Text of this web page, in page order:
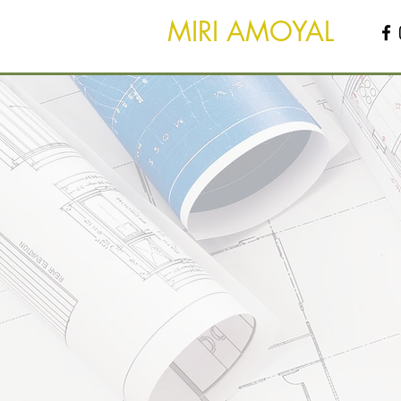
MIRI AMOYAL